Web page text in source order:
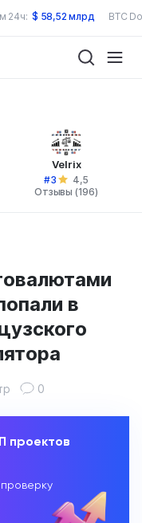
24ч: $ 58,52 млрд BTC
Velrix
#3
4,5
Отзывы (196)
в
0
проектов